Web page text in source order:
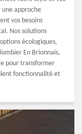
une approche
vos besoins
Nos solutions
écologiques,
En Brionnais,
pour transformer
fonctionnalité et